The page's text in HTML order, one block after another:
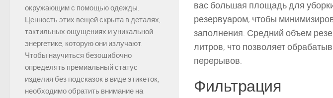
вас большая площадь для
резервуаром, чтобы
заполнения. Средний объем
литров, что позволяет
перерывов.
Фильтрация
окружающим с помощью одежды.
Ценность этих вещей скрыта в деталях,
тактильных ощущениях и уникальной
энергетике, которую они излучают.
Чтобы научиться безошибочно
определять премиальный статус
изделия без подсказок в виде этикеток,
необходимо обратить внимание на